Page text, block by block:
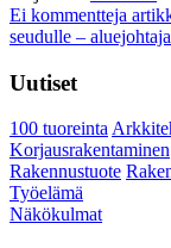
Ei kommentteja
seudulle –
Uutiset
100 tuoreinta
Korjausrakentaminen
Rakennustuote
Työelämä
Näkökulmat